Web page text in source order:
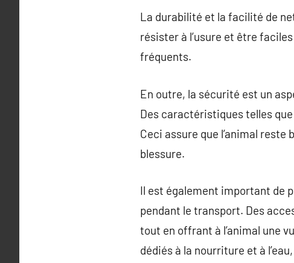
La durabilité et la facilité de
résister à l’usure et être
fréquents.
En outre, la sécurité est un
Des caractéristiques telles
Ceci assure que l’animal
blessure.
Il est également important de
pendant le transport. Des
tout en offrant à l’animal une
dédiés à la nourriture et à